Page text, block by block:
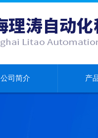
公司简介 产